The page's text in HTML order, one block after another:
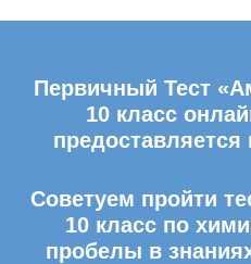
Первичный Тест
10 класс
Советуем пройти
10 класс по
пробелы в